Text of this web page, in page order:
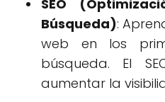
SEO
Búsqueda):
web en los
búsqueda. El
aumentar la